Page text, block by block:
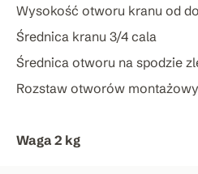
Wysokość otworu kranu od
Średnica kranu 3/4 cala
Średnica otworu na spodzie
Rozstaw otworów
Waga 2 kg